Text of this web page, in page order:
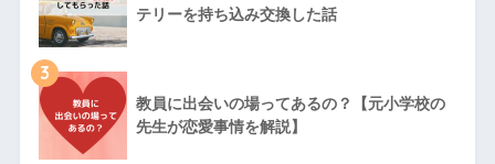
テリーを持ち込み交換した話
3
教員に出会いの場ってあるの？【元小学校の
先生が恋愛事情を解説】